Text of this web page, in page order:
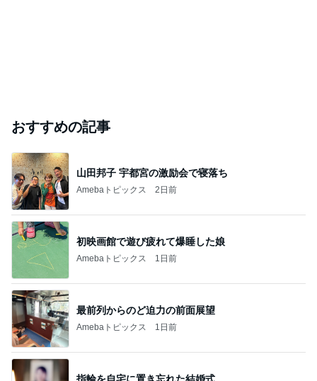
おすすめの記事
山田邦子 宇都宮の激励会で寝落ち
Amebaトピックス 2日前
初映画館で遊び疲れて爆睡した娘
Amebaトピックス 1日前
最前列からのど迫力の前面展望
Amebaトピックス 1日前
指輪を自宅に置き忘れた結婚式